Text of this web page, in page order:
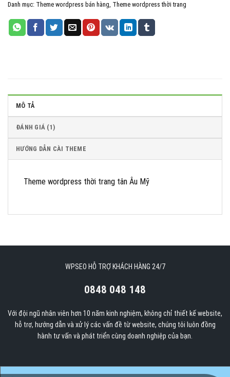
iThemes Security Pro
Wordfence Security Premium
Danh mục: Theme wordpress bán hàng, Theme wordpress thời trang
MÔ TẢ
ĐÁNH GIÁ (1)
HƯỚNG DẪN CÀI THEME
Theme wordpress thời trang tân Âu Mỹ
WPSEO HỖ TRỢ KHÁCH HÀNG 24/7
0848 048 148
Với đội ngũ nhân viên hơn 10 năm kinh nghiệm, không chỉ thiết kế website,
hỗ trợ, hướng dẫn và xử lý các vấn đề từ website, chúng tôi luôn đồng
hành tư vấn và phát triển cùng doanh nghiệp của bạn.